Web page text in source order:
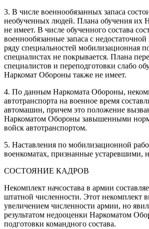
3. В числе военнообязанных запаса
необученных людей. Плана обучения их
не имеет. В числе обученного состава
военнообязанные запаса с
ряду специальностей мобилизационная
специалистах не покрывается. Плана
специалистов и переподготовки слабо
Наркомат Обороны также не имеет.
4. По данным Наркомата Обороны,
автотранспорта на военное время
автомашин, причем это положение
Наркоматом Обороны завышенными
войск автотранспортом.
5. Наставления по мобилизационной
военкоматах, признанные устаревшими,
СОСТОЯНИЕ КАДРОВ
Некомплект начсостава в армии
штатной численности. Этот некомплект
увеличением численности армии, но
результатом недооценки Наркоматом
подготовки командного состава.